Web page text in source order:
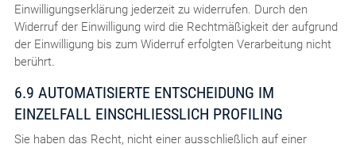
Einwilligungserklärung jederzeit zu widerrufen. Durch den
Widerruf der Einwilligung wird die Rechtmäßigkeit der aufgrund
der Einwilligung bis zum Widerruf erfolgten Verarbeitung nicht
berührt.
6.9 AUTOMATISIERTE ENTSCHEIDUNG IM
EINZELFALL EINSCHLIESSLICH PROFILING
Sie haben das Recht, nicht einer ausschließlich auf einer